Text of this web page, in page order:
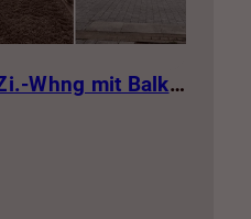
Wunderschöne 3-Zi.-Whng mit Balkon zur Miete! SZ-Lebenstedt